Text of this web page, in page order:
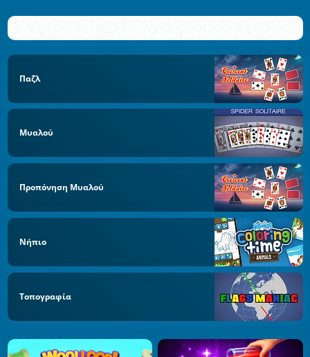
Παζλ
Μυαλού
Προπόνηση Μυαλού
Νήπιο
Τοπογραφία